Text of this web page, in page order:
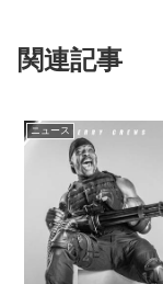
関連記事
ニュース